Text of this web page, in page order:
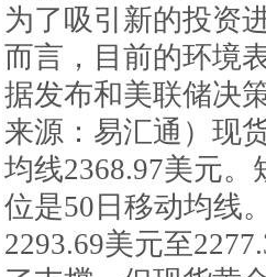
为了吸引新的投资
而言，目前的环境
据发布和美联储决
来源：易汇通）现
均线2368.97美元
位是50日移动均线
2293.69美元至